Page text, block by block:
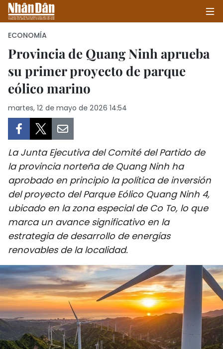
INICIO
POLÍTICA
SALUD - MEDIO AMBIENTE
CULTURA - ENTRETENIMIENTO
INTERNACIONAL
DEPORTES
PUENTE DE AMISTAD
HISTORIAS MULTIMEDIA
FOTOGRAFÍA
ECONOMÍA
Provincia de Quang Ninh aprueba
su primer proyecto de parque
eólico marino
martes, 12 de mayo de 2026 14:54
La Junta Ejecutiva del Comité del Partido de
la provincia norteña de Quang Ninh ha
aprobado en principio la política de inversión
del proyecto del Parque Eólico Quang Ninh 4,
ubicado en la zona especial de Co To, lo que
marca un avance significativo en la
estrategia de desarrollo de energías
renovables de la localidad.